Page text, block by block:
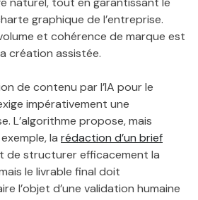
graphique de l’entreprise.
et cohérence de marque est
création assistée.
de contenu par l’IA pour le
impérativement une
L’algorithme propose, mais
la rédaction d’un brief
de structurer efficacement la
le livrable final doit
l’objet d’une validation humaine